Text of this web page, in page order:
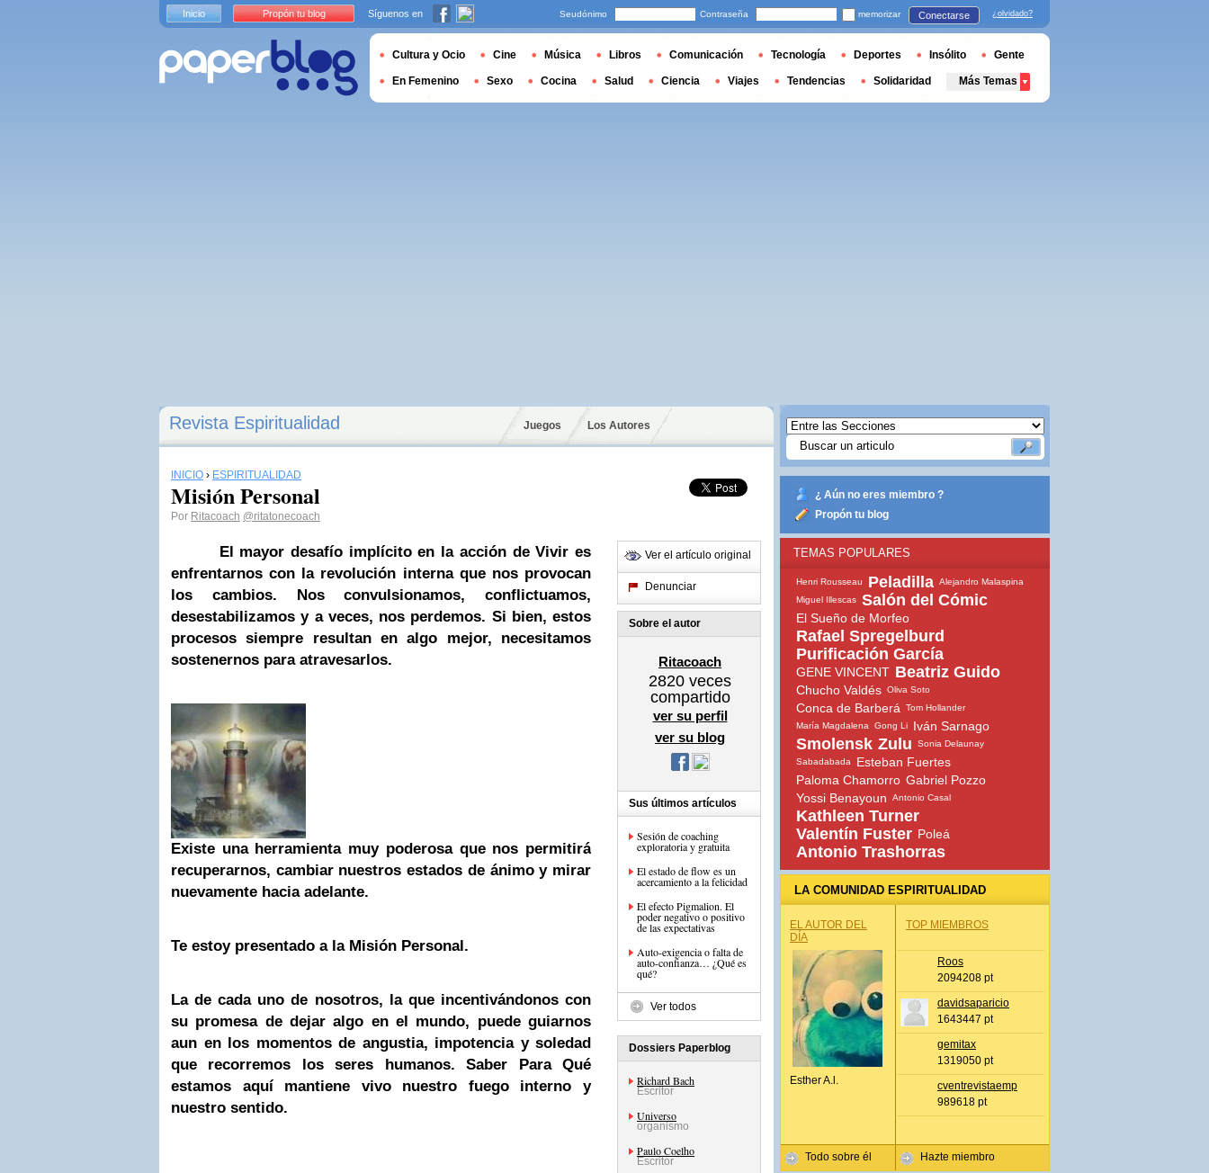
Revista Espiritualidad Juegos Los Autores
INICIO › ESPIRITUALIDAD
Misión Personal
Por Ritacoach @ritatonecoach
El mayor desafío implícito en la acción de Vivir es
enfrentarnos con la revolución interna que nos provocan
los cambios. Nos convulsionamos, conflictuamos,
desestabilizamos y a veces, nos perdemos. Si bien, estos
procesos siempre resultan en algo mejor, necesitamos
sostenernos para atravesarlos.
Existe una herramienta muy poderosa que nos permitirá
recuperarnos, cambiar nuestros estados de ánimo y mirar
nuevamente hacia adelante.
Te estoy presentado a la Misión Personal.
La de cada uno de nosotros, la que incentivándonos con
su promesa de dejar algo en el mundo, puede guiarnos
aun en los momentos de angustia, impotencia y soledad
que recorremos los seres humanos. Saber Para Qué
estamos aquí mantiene vivo nuestro fuego interno y
nuestro sentido.
Ver el artículo original
Denunciar
Sobre el autor
Ritacoach
2820 veces
compartido
ver su perfil
ver su blog
Sus últimos artículos
Sesión de coaching
exploratoria y gratuita
El estado de flow es un
acercamiento a la felicidad
El efecto Pigmalion. El
poder negativo o positivo
de las expectativas
Auto-exigencia o falta de
auto-confianza… ¿Qué es
qué?
Ver todos
Dossiers Paperblog
Richard Bach
Escritor
Universo
organismo
Paulo Coelho
Escritor
¿ Aún no eres miembro ?
Propón tu blog
TEMAS POPULARES
Henri Rousseau Peladilla Alejandro Malaspina
Miguel Illescas Salón del Cómic
El Sueño de Morfeo
Rafael Spregelburd
Purificación García
GENE VINCENT Beatriz Guido
Chucho Valdés Oliva Soto
Conca de Barberá
Tom Hollander
María Magdalena
Gong Li Iván Sarnago
Smolensk Zulu
Sonia Delaunay
Sabadabada
Esteban Fuertes
Paloma Chamorro Gabriel Pozzo
Yossi Benayoun
Antonio Casal
Kathleen Turner
Valentín Fuster Poleá
Antonio Trashorras
LA COMUNIDAD ESPIRITUALIDAD
EL AUTOR DEL
DÍA
Esther A.l.
Todo sobre él
TOP MIEMBROS
Roos
2094208 pt
davidsaparicio
1643447 pt
gemitax
1319050 pt
cventrevistaemp
989618 pt
Hazte miembro
Inicio Propón tu blog Síguenos en Seudónimo Contraseña memorizar Conectarse ¿olvidado?
Cultura y Ocio Cine Música Libros Comunicación Tecnología Deportes Insólito Gente
En Femenino Sexo Cocina Salud Ciencia Viajes Tendencias Solidaridad Más Temas